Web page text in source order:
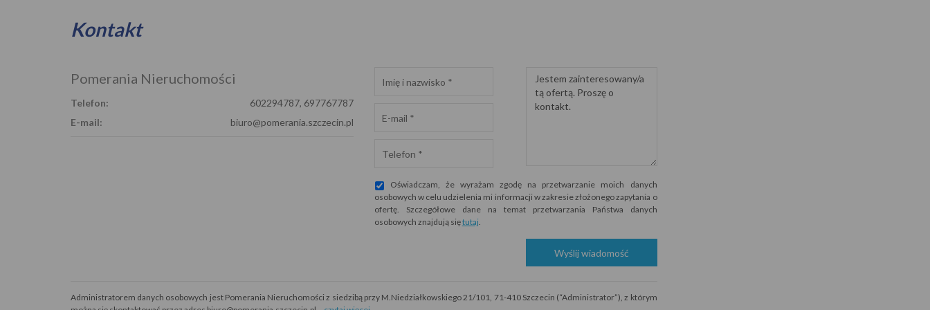
Kontakt
Pomerania Nieruchomości
Telefon:
602294787, 697767787
E-mail:
biuro@pomerania.szczecin.pl
Oświadczam, że wyrażam zgodę na przetwarzanie moich danych
osobowych w celu udzielenia mi informacji w zakresie złożonego zapytania o
ofertę. Szczegółowe dane na temat przetwarzania Państwa danych
osobowych znajdują siętutaj
Wyślij wiadomość
Administratorem danych osobowych jest Pomerania Nieruchomości z siedzibą przy M.Niedziałkowskiego 21/101, 71-410 Szczecin (“Administrator”), z którym